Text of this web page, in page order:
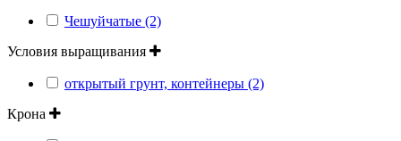
Чешуйчатые (2)
Условия выращивания
открытый грунт, контейнеры (2)
Крона